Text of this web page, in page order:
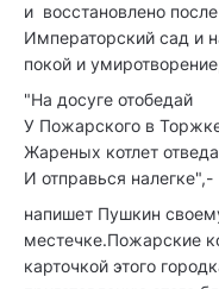
и восстановлено
Императорский сад и
покой и
"На досуге отобедай
У Пожарского в
Жареных котлет
И отправься налегке",-
напишет Пушкин
местечке.Пожарские
карточкой этого